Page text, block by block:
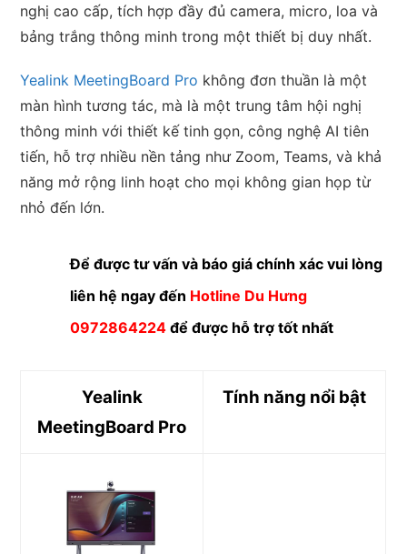
nghị cao cấp, tích hợp đầy đủ camera, micro, loa và
bảng trắng thông minh trong một thiết bị duy nhất.
Yealink MeetingBoard Pro không đơn thuần là một
màn hình tương tác, mà là một trung tâm hội nghị
thông minh với thiết kế tinh gọn, công nghệ AI tiên
tiến, hỗ trợ nhiều nền tảng như Zoom, Teams, và khả
năng mở rộng linh hoạt cho mọi không gian họp từ
nhỏ đến lớn.
Để được tư vấn và báo giá chính xác vui lòng
liên hệ ngay đến Hotline Du Hưng
0972864224 để được hỗ trợ tốt nhất
Yealink
MeetingBoard Pro
Tính năng nổi bật